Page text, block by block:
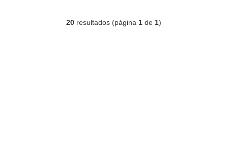
20 resultados (página 1 de 1)